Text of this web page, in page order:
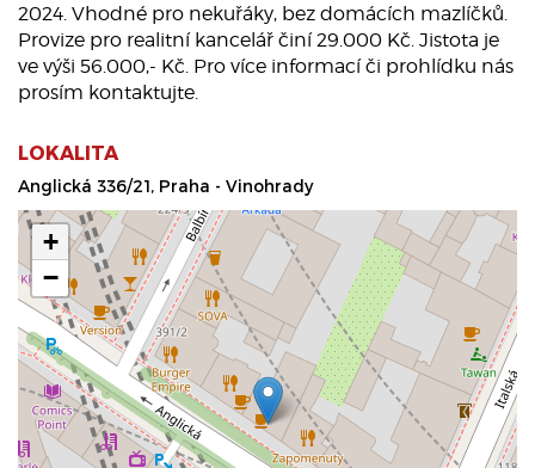
2024. Vhodné pro nekuřáky, bez domácích mazlíčků.
Provize pro realitní kancelář činí 29.000 Kč. Jistota je
ve výši 56.000,- Kč. Pro více informací či prohlídku nás
prosím kontaktujte.
LOKALITA
Anglická 336/21, Praha - Vinohrady
+
−